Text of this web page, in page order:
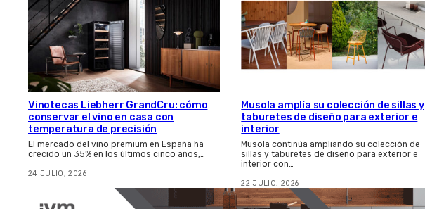
Vinotecas Liebherr GrandCru: cómo
conservar el vino en casa con
temperatura de precisión
El mercado del vino premium en España ha
crecido un 35% en los últimos cinco años,…
24 JULIO, 2026
Musola amplía su colección de sillas y
taburetes de diseño para exterior e
interior
Musola continúa ampliando su colección de
sillas y taburetes de diseño para exterior e
interior con…
22 JULIO, 2026